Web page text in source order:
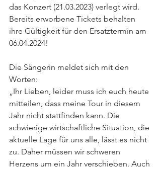
das Konzert (21.03.2023) verlegt wird.
Bereits erworbene Tickets behalten
ihre Gültigkeit für den Ersatztermin am
06.04.2024!
Die Sängerin meldet sich mit den
Worten:
„Ihr Lieben, leider muss ich euch heute
mitteilen, dass meine Tour in diesem
Jahr nicht stattfinden kann. Die
schwierige wirtschaftliche Situation, die
aktuelle Lage für uns alle, lässt es nicht
zu. Daher müssen wir schweren
Herzens um ein Jahr verschieben. Auch